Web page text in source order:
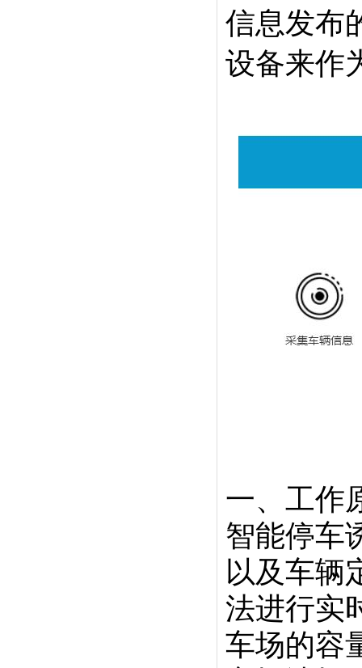
信息发布
设备来作
一、工作
智能停车
以及车辆
法进行实
车场的容